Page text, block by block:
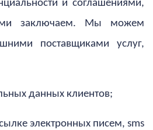
и соглашениями,
заключаем. Мы можем
поставщиками услуг,
данных клиентов;
электронных писем, sms